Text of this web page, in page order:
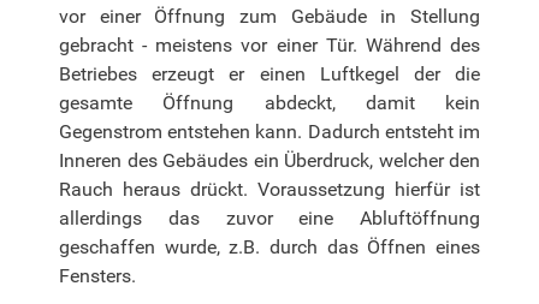
vor einer Öffnung zum Gebäude in Stellung
gebracht - meistens vor einer Tür. Während des
Betriebes erzeugt er einen Luftkegel der die
gesamte Öffnung abdeckt, damit kein
Gegenstrom entstehen kann. Dadurch entsteht im
Inneren des Gebäudes ein Überdruck, welcher den
Rauch heraus drückt. Voraussetzung hierfür ist
allerdings das zuvor eine Abluftöffnung
geschaffen wurde, z.B. durch das Öffnen eines
Fensters.